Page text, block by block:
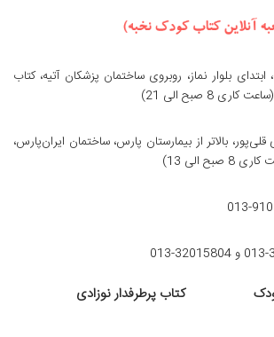
بلوار نماز، روبروی ساختمان پزشکان آتیه، کتاب
8 صبح الی 21)
بالاتر از بیمارستان پارس، ساختمان ایران‌پارس،
013-
013
کتاب پرطرفدار نوزادی